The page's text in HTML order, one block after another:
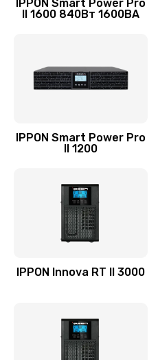
IPPON Smart Power Pro
II 1600 840Вт 1600ВА
IPPON Smart Power Pro
II 1200
IPPON Innova RT II 3000